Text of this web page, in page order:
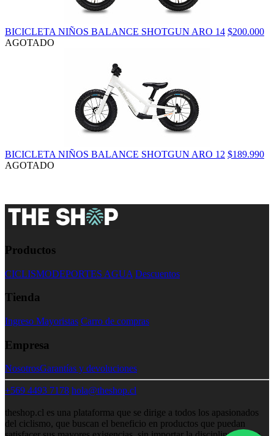
BICICLETA NIÑOS BALANCE SHOTGUN ARO 14 $200.000
AGOTADO
BICICLETA NIÑOS BALANCE SHOTGUN ARO 12 $189.990
AGOTADO
Productos
CICLISMODEPORTES AGUA Descuentos
Tienda
Ingreso Mayoristas Carro de compras
Empresa
NosotrosGarantías y devoluciones
+569 4493 7178 hola@theshop.cl
theshop.cl es una plataforma que se dirige a todos los apasionados
del ciclismo, que buscan el beneficio en productos que puedan